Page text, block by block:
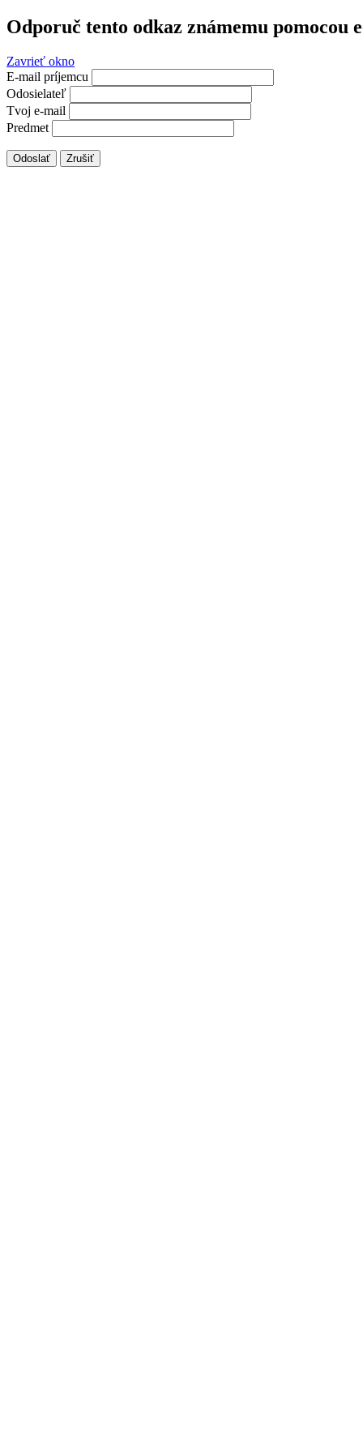
Odporuč tento odkaz známemu pomocou
Zavrieť okno
E-mail príjemcu
Odosielateľ
Tvoj e-mail
Predmet
Odoslať Zrušiť